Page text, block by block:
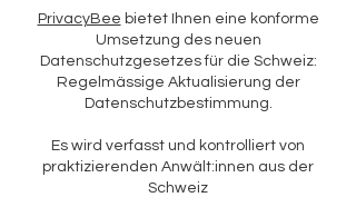
PrivacyBee bietet Ihnen eine konforme
Umsetzung des neuen
Datenschutzgesetzes für die Schweiz:
Regelmässige Aktualisierung der
Datenschutzbestimmung.
Es wird verfasst und kontrolliert von
praktizierenden Anwält:innen aus der
Schweiz